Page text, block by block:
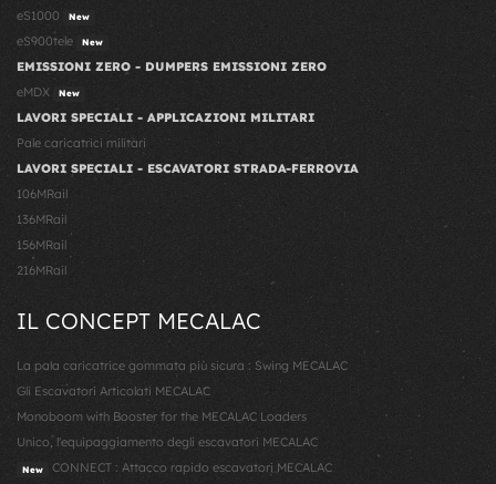
eS1000
New
eS900tele New
EMISSIONI ZERO - DUMPERS EMISSIONI ZERO
eMDX
New
LAVORI SPECIALI - APPLICAZIONI MILITARI
Pale caricatrici militari
LAVORI SPECIALI - ESCAVATORI STRADA-FERROVIA
106MRail
136MRail
156MRail
216MRail
IL CONCEPT MECALAC
La pala caricatrice gommata più sicura : Swing MECALAC
Gli Escavatori Articolati MECALAC
Monoboom with Booster for the MECALAC Loaders
Unico, l'equipaggiamento degli escavatori MECALAC
New
CONNECT : Attacco rapido escavatori MECALAC